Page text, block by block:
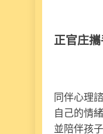
正官庄
同伴心理
自己的情
並陪伴孩